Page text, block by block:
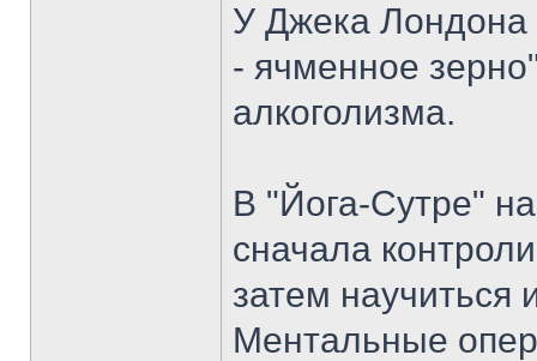
У Джека Лондона
- ячменное
алкоголизма.
В "Йога-Сутре"
сначала
затем научиться
Ментальные